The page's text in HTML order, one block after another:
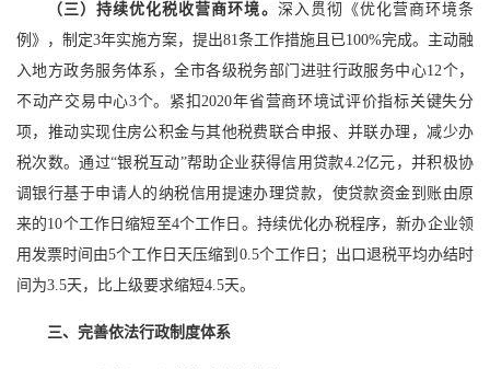
（三）持续优化税收营商环境。 深入贯彻《优化营商环境条
例》，制定3年实施方案，提出81条工作措施且已100%完成。主动融
入地方政务服务体系，全市各级税务部门进驻行政服务中心12个，
不动产交易中心3个。紧扣2020年省营商环境试评价指标关键失分
项，推动实现住房公积金与其他税费联合申报、并联办理，减少办
税次数。通过“银税互动”帮助企业获得信用贷款4.2亿元，并积极协
调银行基于申请人的纳税信用提速办理贷款，使贷款资金到账由原
来的10个工作日缩短至4个工作日。持续优化办税程序，新办企业领
用发票时间由5个工作日天压缩到0.5个工作日；出口退税平均办结时
间为3.5天，比上级要求缩短4.5天。
三、完善依法行政制度体系